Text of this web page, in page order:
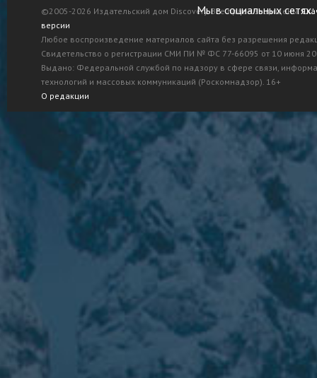
©2005-2026 Издательский дом Discovery. Все права защищены.
версии
Любое воспроизведение материалов сайта без разрешения
Свидетельство о регистрации СМИ ПИ № ФС 77-66095 от 10 июня
Выдано: Федеральной службой по надзору в сфере связи,
технологий и массовых коммуникаций (Роскомнадзор). 16+
О редакции
Мы в социальных сетях: